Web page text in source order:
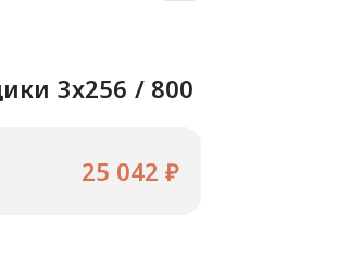
3х256 / 800
25 042 ₽